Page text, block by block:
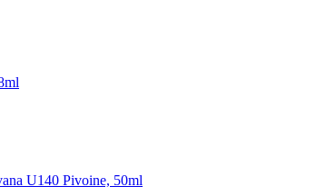
U140 Pivoine, 50ml